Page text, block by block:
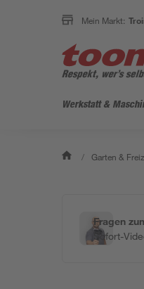
Mein Markt:
Werkstatt &
/ Garten &
Fragen
Sofort-